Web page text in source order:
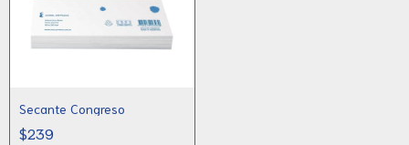
Secante Congreso
$239